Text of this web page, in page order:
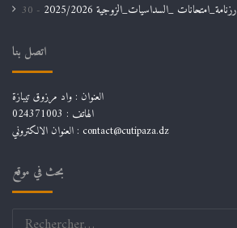
رزنامة_امتحانات _السداسيات_الزوجية 2025/2026
اتصل بنا
العنوان : واد مرزوق تيبازة
الهاتف : 024371003
العنوان الالكتروني : contact@cutipaza.dz
بحث في موقع